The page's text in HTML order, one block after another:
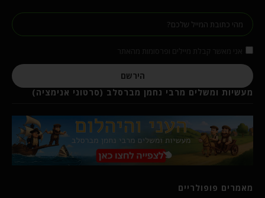
הירשם
מעשיות ומשלים מרבי נחמן מברסלב (סרטוני אנימציה)
מאמרים פופולריים